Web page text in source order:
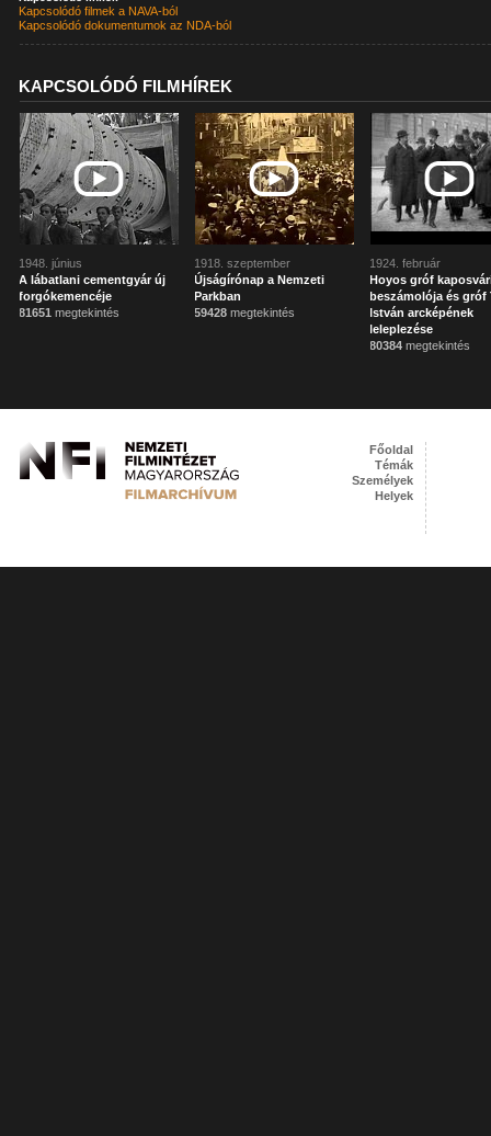
Kapcsolódó filmek a NAVA-ból
Kapcsolódó dokumentumok az NDA-ból
KAPCSOLÓDÓ FILMHÍREK
1948. június
A lábatlani cementgyár új
forgókemencéje
81651 megtekintés
1918. szeptember
Újságírónap a Nemzeti
Parkban
59428 megtekintés
1924. február
Hoyos gróf
beszámolója és gróf
István arcképének
leleplezése
80384 megtekintés
Főoldal
Témák
Személyek
Helyek